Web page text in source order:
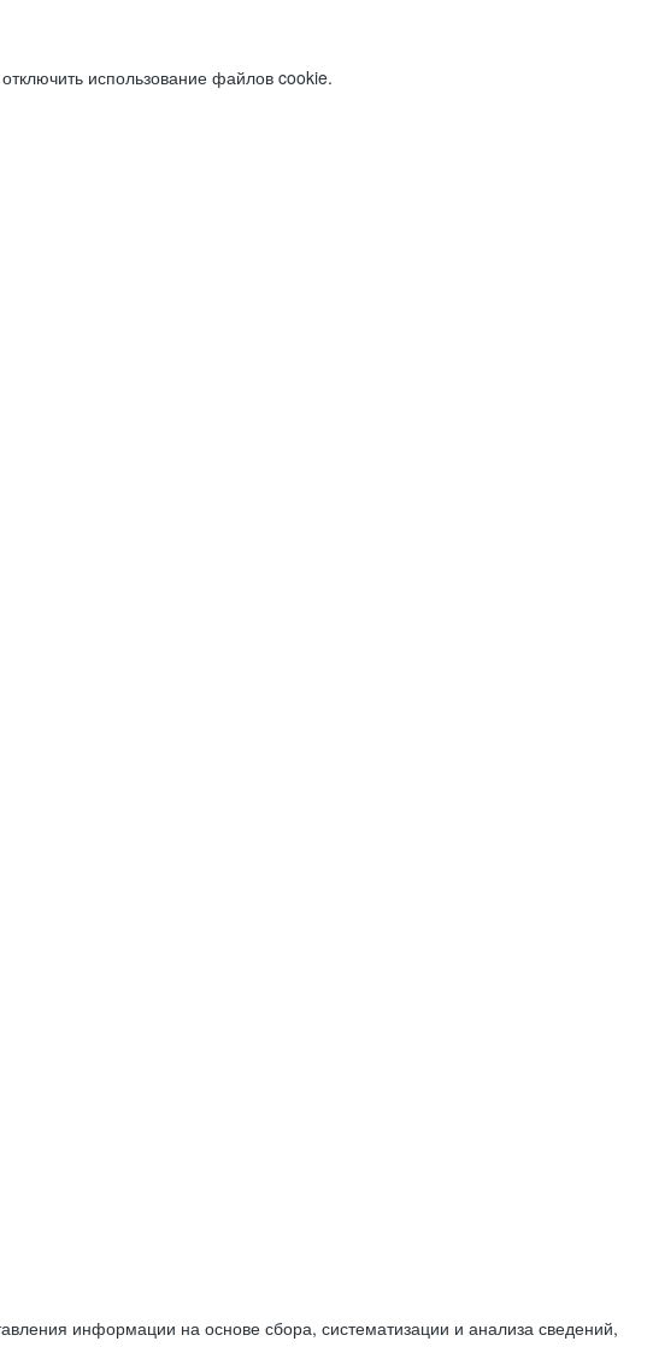
использование файлов cookie.
информации на основе сбора, систематизации и анализа сведений,